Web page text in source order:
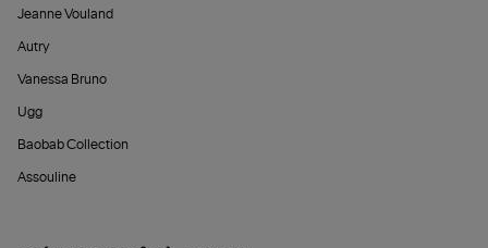
Jeanne Vouland
Autry
Vanessa Bruno
Ugg
Baobab Collection
Assouline